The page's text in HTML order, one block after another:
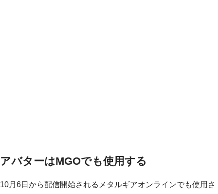
アバターはMGOでも使用する
10月6日から配信開始されるメタルギアオンラインでも使用さ